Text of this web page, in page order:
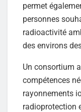
permet
personnes
radioactivité
des environs
Un consortium
compétences
rayonnements
radioprotection